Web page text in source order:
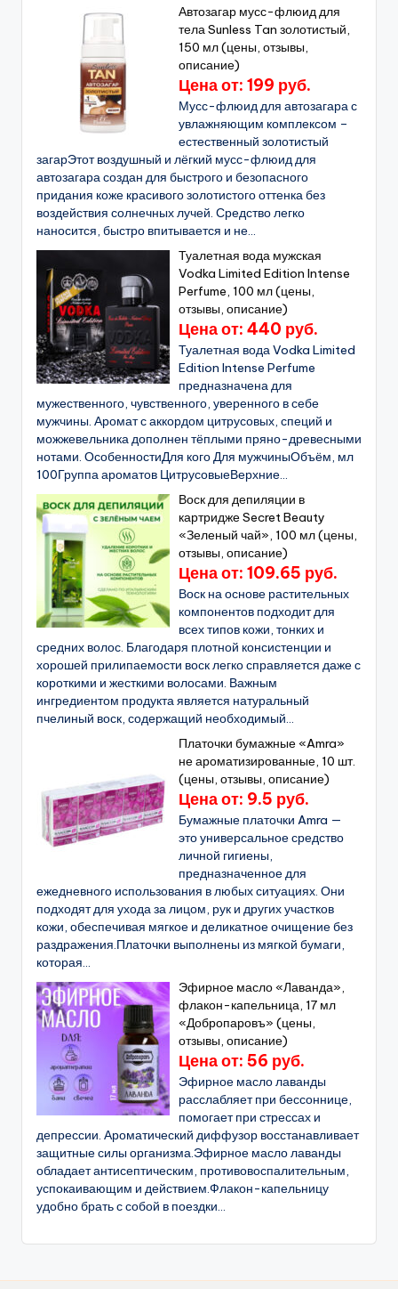
Автозагар мусс-флюид для
тела Sunless Tan золотистый,
150 мл (цены, отзывы,
описание)
Цена от: 199 руб.
Мусс-флюид для автозагара с
увлажняющим комплексом –
естественный золотистый
загарЭтот воздушный и лёгкий мусс-флюид для
автозагара создан для быстрого и безопасного
придания коже красивого золотистого оттенка без
воздействия солнечных лучей. Средство легко
наносится, быстро впитывается и не...
Туалетная вода мужская
Vodka Limited Edition Intense
Perfume, 100 мл (цены,
отзывы, описание)
Цена от: 440 руб.
Туалетная вода Vodka Limited
Edition Intense Perfume
предназначена для
мужественного, чувственного, уверенного в себе
мужчины. Аромат с аккордом цитрусовых, специй и
можжевельника дополнен тёплыми пряно-древесными
нотами. ОсобенностиДля кого Для мужчиныОбъём, мл
100Группа ароматов ЦитрусовыеВерхние...
Воск для депиляции в
картридже Secret Beauty
«Зеленый чай», 100 мл (цены,
отзывы, описание)
Цена от: 109.65 руб.
Воск на основе растительных
компонентов подходит для
всех типов кожи, тонких и
средних волос. Благодаря плотной консистенции и
хорошей прилипаемости воск легко справляется даже с
короткими и жесткими волосами. Важным
ингредиентом продукта является натуральный
пчелиный воск, содержащий необходимый...
Платочки бумажные «Amra»
не ароматизированные, 10 шт.
(цены, отзывы, описание)
Цена от: 9.5 руб.
Бумажные платочки Amra —
это универсальное средство
личной гигиены,
предназначенное для
ежедневного использования в любых ситуациях. Они
подходят для ухода за лицом, рук и других участков
кожи, обеспечивая мягкое и деликатное очищение без
раздражения.Платочки выполнены из мягкой бумаги,
которая...
Эфирное масло «Лаванда»,
флакон-капельница, 17 мл
«Добропаровъ» (цены,
отзывы, описание)
Цена от: 56 руб.
Эфирное масло лаванды
расслабляет при бессоннице,
помогает при стрессах и
депрессии. Ароматический диффузор восстанавливает
защитные силы организма.Эфирное масло лаванды
обладает антисептическим, противовоспалительным,
успокаивающим и действием.Флакон-капельницу
удобно брать с собой в поездки...